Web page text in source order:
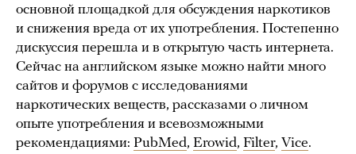
основной площадкой для обсуждения наркотиков
и снижения вреда от их употребления. Постепенно
дискуссия перешла и в открытую часть интернета.
Сейчас на английском языке можно найти много
сайтов и форумов с исследованиями
наркотических веществ, рассказами о личном
опыте употребления и всевозможными
рекомендациями: PubMed, Erowid, Filter, Vice.